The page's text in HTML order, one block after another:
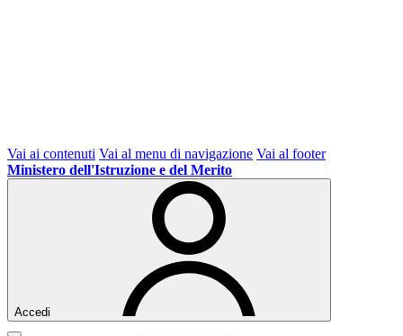
Vai ai contenuti Vai al menu di navigazione Vai al footer
Ministero dell'Istruzione e del Merito
Accedi